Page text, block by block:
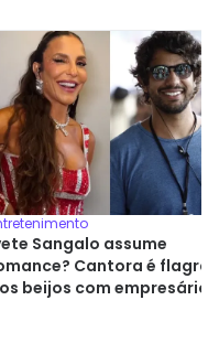
Sangalo assume
Cantora é
beijos com empresário